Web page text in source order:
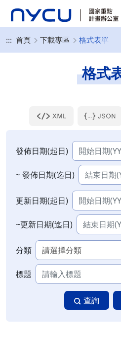
::: 首頁 下載專區 格式表單
格式
發佈日期(起日)
~ 發佈日期(迄日)
更新日期(起日)
~更新日期(迄日)
分類
標題
查詢